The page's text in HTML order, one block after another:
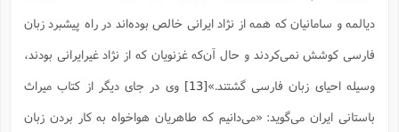
دیالمه و سامانیان که همه از نژاد ایرانى خالص بوده‌اند در راه پیشبرد زبان
فارسى کوشش نمى‌کردند و حال آن‌که غزنویان که از نژاد غیرایرانى بودند،
وسیله احیاى زبان فارسى گشتند.»[13]
وی در جای دیگر از کتاب میراث
باستانى ایران مى‌گوید: «مى‌دانیم که طاهریان هواخواه به کار بردن زبان